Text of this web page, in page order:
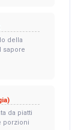
della
sapore
da piatti
porzioni